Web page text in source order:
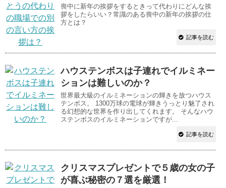
喪中に新年の挨拶をするときって代わりにどんな挨
拶をしたらいい？常識のある喪中の新年の挨拶の仕
方とは？
記事を読む
ハウステンボスは子連れでイルミネー
ションは難しいのか？
世界最大級のイルミネーションの輝きを放つハウス
テンボス。 1300万球の電球が輝きうっとり魅了され
る幻想的な世界を作り出してくれます。 そんなハウ
ステンボスのイルミネーションですが...
記事を読む
クリスマスプレゼントで５歳の女の子
が喜ぶ秘密の７選を厳選！